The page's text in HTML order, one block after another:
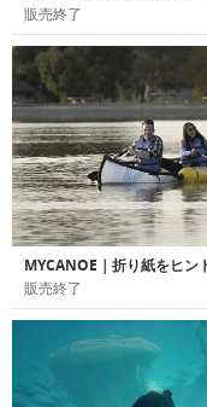
販売終了
販売終了